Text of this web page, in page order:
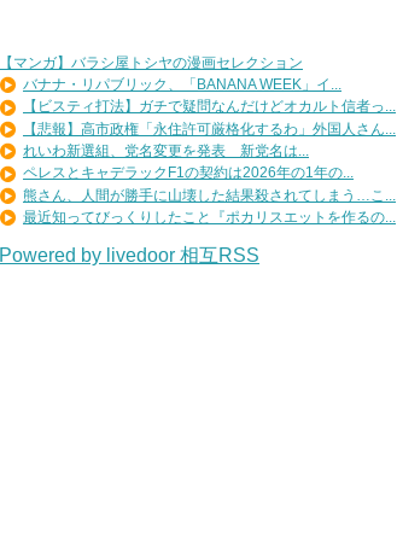
【マンガ】バラシ屋トシヤの漫画セレクション
バナナ・リパブリック、「BANANA WEEK」イ...
【ビスティ打法】ガチで疑問なんだけどオカルト信者っ...
【悲報】高市政権「永住許可厳格化するわ」外国人さん...
れいわ新選組、党名変更を発表 新党名は...
ペレスとキャデラックF1の契約は2026年の1年の...
熊さん、人間が勝手に山壊した結果殺されてしまう…こ...
最近知ってびっくりしたこと『ポカリスエットを作るの...
Powered by livedoor 相互RSS